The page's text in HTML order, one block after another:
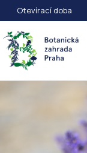
Otevírací doba